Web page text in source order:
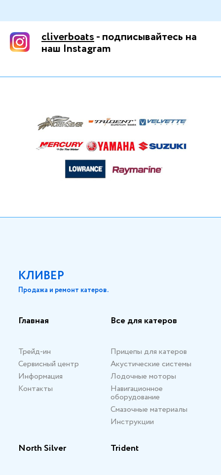
cliverboats- подписывайтесь на
наш Instagram
КЛИВЕР
Продажа и ремонт катеров.
Главная
Трейд-ин
Сервисный центр
Информация
Контакты
Все для катеров
Прицепы для катеров
Акустические системы
Лодочные моторы
Навигационное
оборудование
Смазочные материалы
Инструкции
North Silver Trident